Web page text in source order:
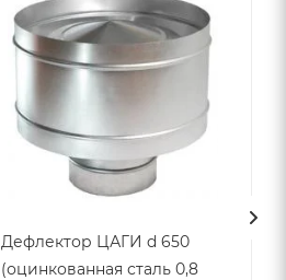
Дефлектор ЦАГИ d 650
(оцинкованная сталь 0,8